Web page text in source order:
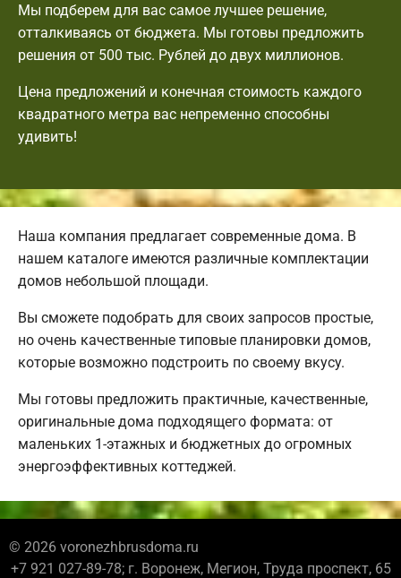
Мы подберем для вас самое лучшее решение,
отталкиваясь от бюджета. Мы готовы предложить
решения от 500 тыс. Рублей до двух миллионов.
Цена предложений и конечная стоимость каждого
квадратного метра вас непременно способны
удивить!
Наша компания предлагает современные дома. В
нашем каталоге имеются различные комплектации
домов небольшой площади.
Вы сможете подобрать для своих запросов простые,
но очень качественные типовые планировки домов,
которые возможно подстроить по своему вкусу.
Мы готовы предложить практичные, качественные,
оригинальные дома подходящего формата: от
маленьких 1-этажных и бюджетных до огромных
энергоэффективных коттеджей.
© 2026 voronezhbrusdoma.ru
+7 921 027-89-78; г. Воронеж, Мегион, Труда проспект, 65